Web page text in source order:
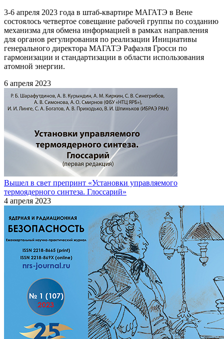
3-6 апреля 2023 года в штаб-квартире МАГАТЭ в Вене
состоялось четвертое совещание рабочей группы по созданию
механизма для обмена информацией в рамках направления
для органов регулирования по реализации Инициативы
генерального директора МАГАТЭ Рафаэля Гросси по
гармонизации и стандартизации в области использования
атомной энергии.
6 апреля 2023
Вышел в свет препринт «Установки управляемого
термоядерного синтеза. Глоссарий»
4 апреля 2023